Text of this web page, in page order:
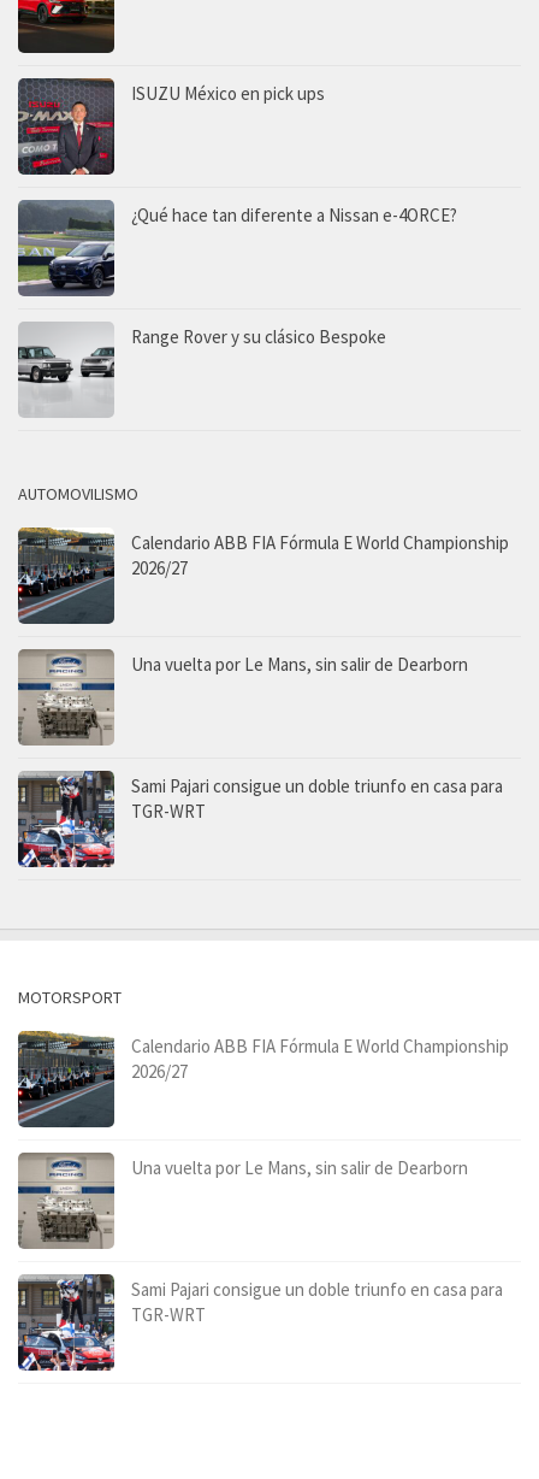
ISUZU México en pick ups
¿Qué hace tan diferente a Nissan e-4ORCE?
Range Rover y su clásico Bespoke
AUTOMOVILISMO
Calendario ABB FIA Fórmula E World Championship
2026/27
Una vuelta por Le Mans, sin salir de Dearborn
Sami Pajari consigue un doble triunfo en casa para
TGR-WRT
MOTORSPORT
Calendario ABB FIA Fórmula E World Championship
2026/27
Una vuelta por Le Mans, sin salir de Dearborn
Sami Pajari consigue un doble triunfo en casa para
TGR-WRT